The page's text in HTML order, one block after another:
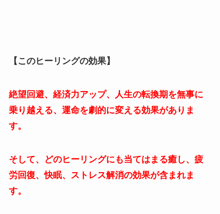
【このヒーリングの効果】
絶望回避、経済力アップ、人生の転換期を無事に
乗り越える、運命を劇的に変える効果がありま
す。
そして、どのヒーリングにも当てはまる癒し、疲
労回復、快眠、ストレス解消の効果が含まれま
す。